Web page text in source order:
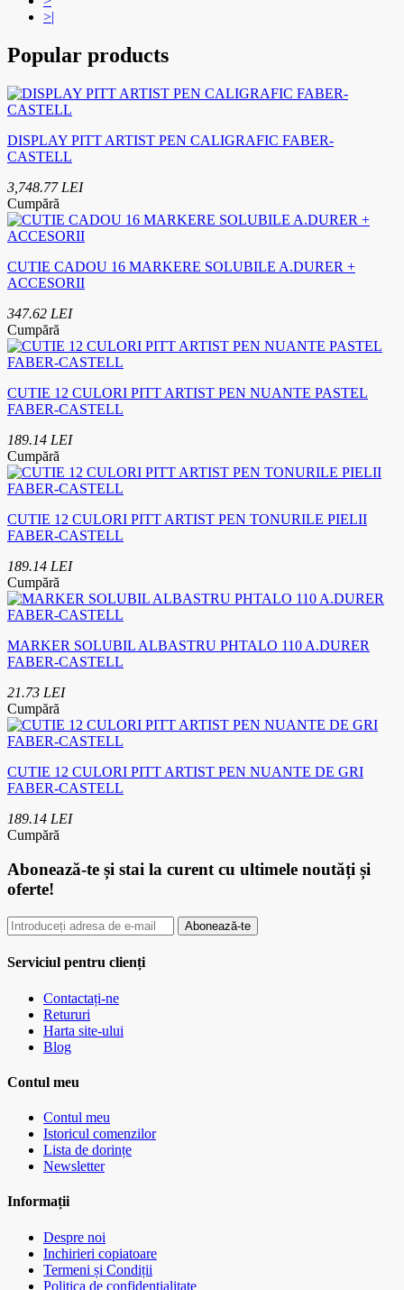
>|
Popular products
DISPLAY PITT ARTIST PEN CALIGRAFIC FABER-
CASTELL
3,748.77 LEI
Cumpără
CUTIE CADOU 16 MARKERE SOLUBILE A.DURER +
ACCESORII
347.62 LEI
Cumpără
CUTIE 12 CULORI PITT ARTIST PEN NUANTE PASTEL
FABER-CASTELL
189.14 LEI
Cumpără
CUTIE 12 CULORI PITT ARTIST PEN TONURILE PIELII
FABER-CASTELL
189.14 LEI
Cumpără
MARKER SOLUBIL ALBASTRU PHTALO 110 A.DURER
FABER-CASTELL
21.73 LEI
Cumpără
CUTIE 12 CULORI PITT ARTIST PEN NUANTE DE GRI
FABER-CASTELL
189.14 LEI
Cumpără
Abonează-te și stai la curent cu ultimele noutăți și
oferte!
Abonează-te
Serviciul pentru clienți
Contactați-ne
Retururi
Harta site-ului
Blog
Contul meu
Contul meu
Istoricul comenzilor
Lista de dorințe
Newsletter
Informații
Despre noi
Inchirieri copiatoare
Termeni și Condiții
Politica de confidentialitate